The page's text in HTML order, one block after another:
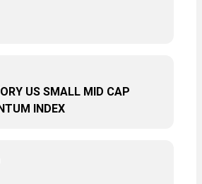
US SMALL MID CAP
INDEX